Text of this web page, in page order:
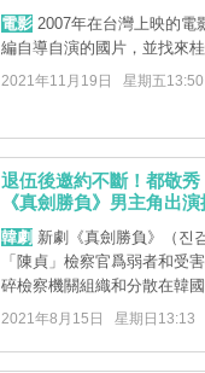
電影2007年在台灣上映的電
編自導自演的國片，並找來桂
2021年11月19日 星期五13:50
退伍後邀約不斷！都敬
《真劍勝負》男主角出演
韓劇 新劇《真劍勝負》（진
「陳貞」檢察官爲弱者和受
碎檢察機關組織和分散在韓
2021年8月15日 星期日13:13